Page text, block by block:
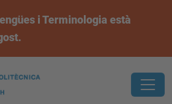
i Terminologia està